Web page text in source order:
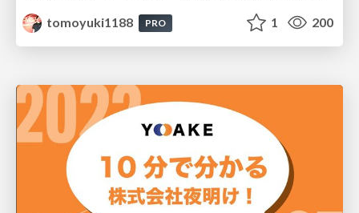
tomoyuki1188
PRO 1 200